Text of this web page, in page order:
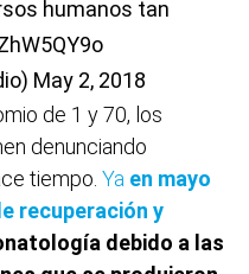
humanos tan
May 2, 2018
de 1 y 70, los
denunciando
tiempo. Ya en mayo
recuperación y
debido a las